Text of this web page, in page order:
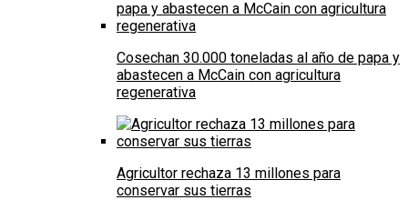
Cosechan 30.000 toneladas al año de papa y
abastecen a McCain con agricultura
regenerativa
Agricultor rechaza 13 millones para
conservar sus tierras